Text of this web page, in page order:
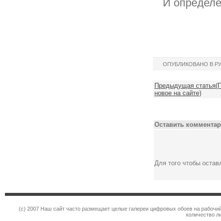
И
ОПУБЛИКОВАНО В
Предыдущая
новое на сайте)
Оставить
Для того чтобы
(c) 2007 Наш сайт часто размещает целые галереи цифровых обоев на
количество